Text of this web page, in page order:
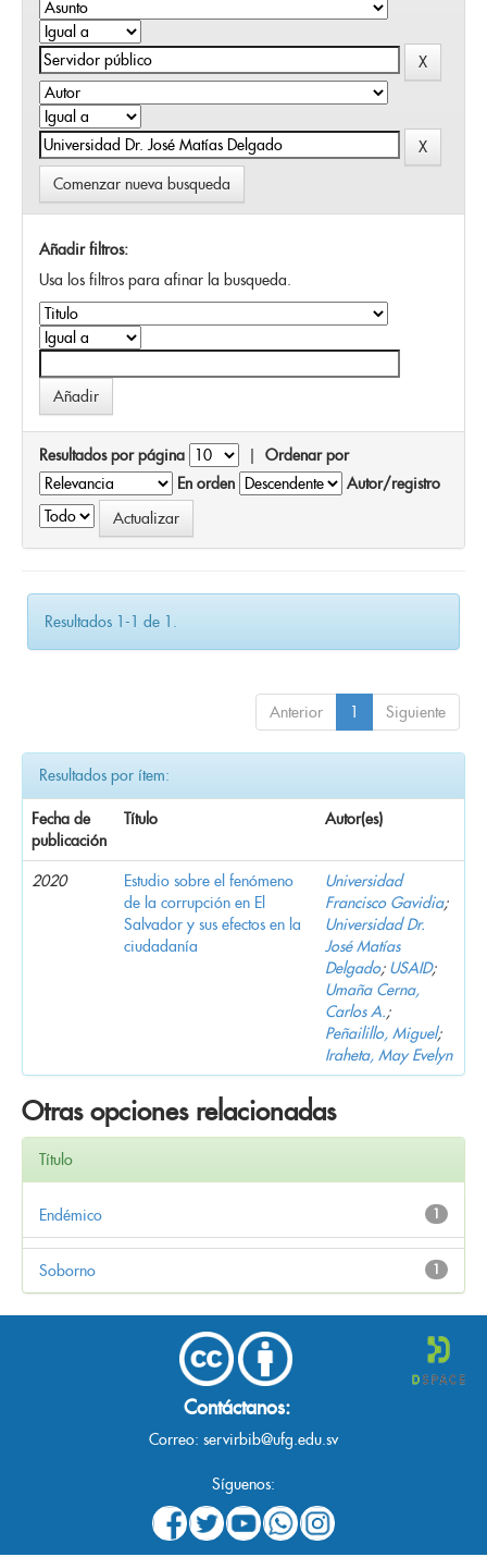
Comenzar nueva busqueda
Añadir filtros:
Usa los filtros para afinar la busqueda.
Resultados por página | Ordenar por
En orden
Autor/registro
Resultados 1-1 de 1.
Anterior 1 Siguiente
Resultados por ítem:
Fecha de
publicación
Título Autor(es)
2020
Estudio sobre el fenómeno
de la corrupción en El
Salvador y sus efectos en la
ciudadanía
Universidad
Francisco Gavidia;
Universidad Dr.
José Matías
Delgado; USAID;
Umaña Cerna,
Carlos A.;
Peñailillo, Miguel;
Iraheta, May Evelyn
Otras opciones relacionadas
Título
1
Endémico
1
Soborno
Contáctanos:
Correo: servirbib@ufg.edu.sv
Síguenos: